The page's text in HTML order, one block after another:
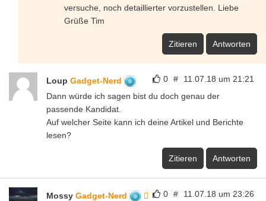
versuche, noch detaillierter vorzustellen. Liebe
Grüße Tim
Zitieren Antworten
0 # 11.07.18 um 21:21
Loup Gadget-Nerd
Dann würde ich sagen bist du doch genau der
passende Kandidat.
Auf welcher Seite kann ich deine Artikel und Berichte
lesen?
Zitieren Antworten
0 # 11.07.18 um 23:26
Mossy Gadget-Nerd